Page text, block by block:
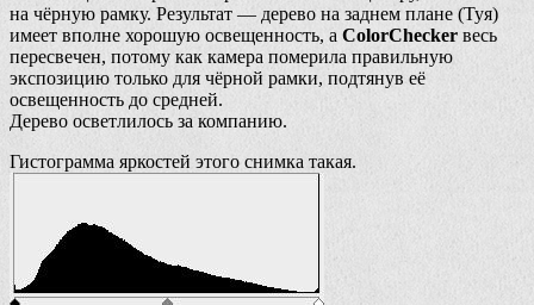
на чёрную рамку. Результат — дерево на заднем плане (Туя)
имеет вполне хорошую освещенность, а ColorChecker весь
пересвечен, потому как камера померила правильную
экспозицию только для чёрной рамки, подтянув её
освещенность до средней.
Дерево осветлилось за компанию.
Гистограмма яркостей этого снимка такая.